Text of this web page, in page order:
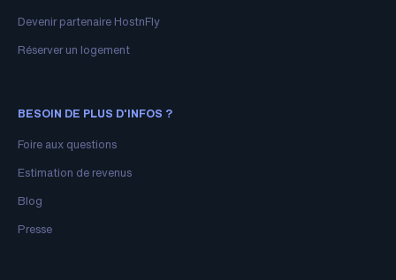
Devenir partenaire HostnFly
Réserver un logement
BESOIN DE PLUS D'INFOS ?
Foire aux questions
Estimation de revenus
Blog
Presse